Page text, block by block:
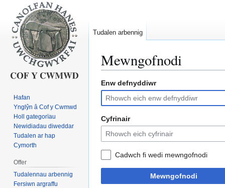
Mewngofnodi
Neidio
panel
llywio
Neidio
bar
chwilio
Enw defnyddiwr
Cyfrinair
Cadwch fi wedi mewngofnodi
Mewngofnodi
Tudalen arbennig
Hafan
Ynglŷn â Cof y Cwmwd
Holl gategorïau
Newidiadau diweddar
Tudalen ar hap
Cymorth
Offer
Tudalennau arbennig
Fersiwn argraffu